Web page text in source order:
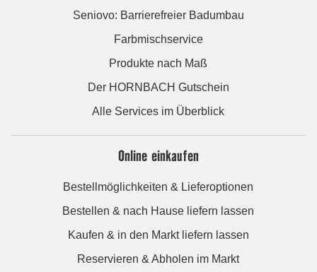
Seniovo: Barrierefreier Badumbau
Farbmischservice
Produkte nach Maß
Der HORNBACH Gutschein
Alle Services im Überblick
Online einkaufen
Bestellmöglichkeiten & Lieferoptionen
Bestellen & nach Hause liefern lassen
Kaufen & in den Markt liefern lassen
Reservieren & Abholen im Markt